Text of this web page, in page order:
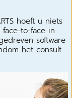
hoeft u niets
to-face in
software
het consult